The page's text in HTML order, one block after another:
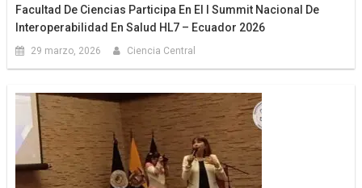
Facultad De Ciencias Participa En El I Summit Nacional De
Interoperabilidad En Salud HL7 – Ecuador 2026
29 marzo, 2026 Ciencia Central